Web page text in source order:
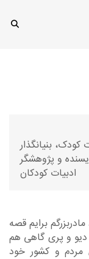
بنیانگذار
و پژوهشگر
ادبیات کودکان
برایم قصه
و پری گاهی هم
مردم و کشور خود